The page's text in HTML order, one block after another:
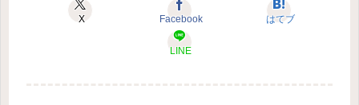
X Facebook はてブ
LINE